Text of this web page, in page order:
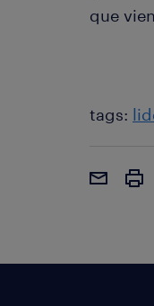
que
tags: